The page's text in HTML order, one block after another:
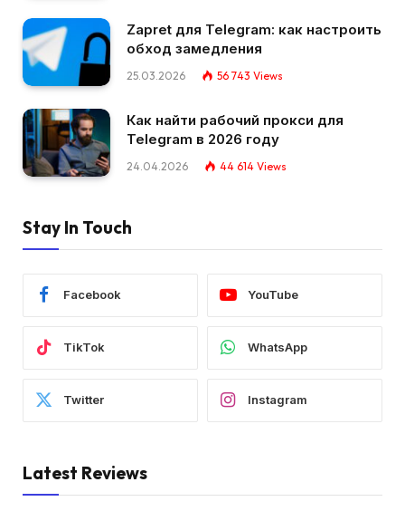
Zapret для Telegram: как настроить
обход замедления
25.03.2026 56 743 Views
Как найти рабочий прокси для
Telegram в 2026 году
24.04.2026 44 614 Views
Stay In Touch
Facebook YouTube
TikTok WhatsApp
Twitter Instagram
Latest Reviews